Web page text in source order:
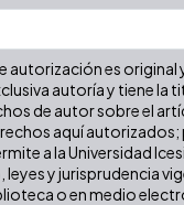
autorización es
autoría y tiene la
de autor sobre el
aquí
a la Universidad
leyes y jurisprudencia
o en medio